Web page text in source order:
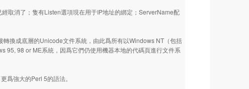
消了；隻有Listen選項現在用于IP地址的綁定；ServerName配
換成底層的Unicode文件系統，由此爲所有以Windows NT（包括
95, 98 or ME系統，因爲它們仍使用機器本地的代碼頁進行文件系
強大的Perl 5的語法。